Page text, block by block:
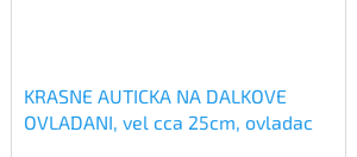
KRASNE AUTICKA NA DALKOVE
OVLADANI, vel cca 25cm, ovladac